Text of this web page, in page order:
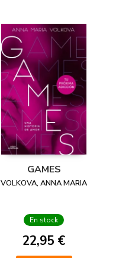
GAMES
VOLKOVA, ANNA MARIA
En stock
22,95 €